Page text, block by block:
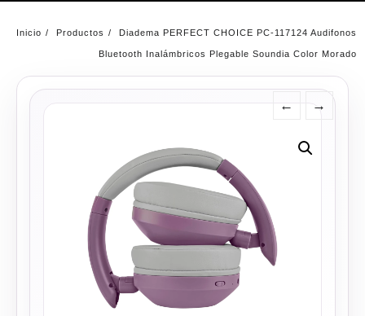
Inicio Productos Diadema PERFECT CHOICE PC-117124 Audifonos
Bluetooth Inalámbricos Plegable Soundia Color Morado
← →